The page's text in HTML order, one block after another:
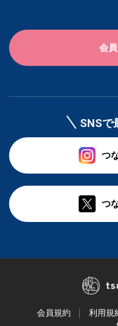
会
SNSで
つ
つ
会員規約 利用規